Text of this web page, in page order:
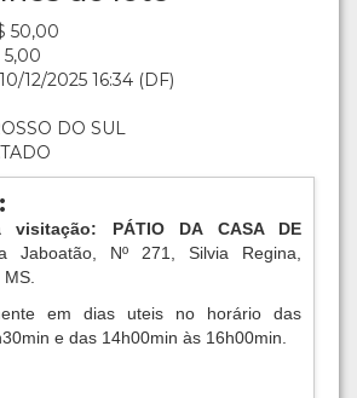
50,00
5,00
10/12/2025 16:34 (DF)
DO SUL
visitação: PÁTIO DA CASA DE
Jaboatão, Nº 271, Silvia Regina,
em dias uteis no horário das
e das 14h00min às 16h00min.